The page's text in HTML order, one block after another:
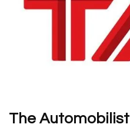
The Automobilist